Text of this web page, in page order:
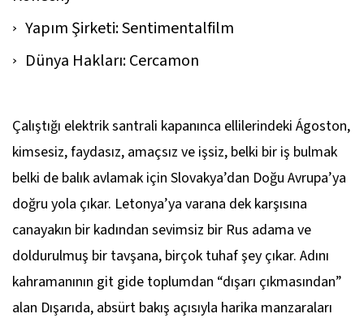
Yapım Şirketi: Sentimentalfilm
Dünya Hakları: Cercamon
Çalıştığı elektrik santrali kapanınca ellilerindeki Ágoston,
kimsesiz, faydasız, amaçsız ve işsiz, belki bir iş bulmak
belki de balık avlamak için Slovakya’dan Doğu Avrupa’ya
doğru yola çıkar. Letonya’ya varana dek karşısına
canayakın bir kadından sevimsiz bir Rus adama ve
doldurulmuş bir tavşana, birçok tuhaf şey çıkar. Adını
kahramanının git gide toplumdan “dışarı çıkmasından”
alan Dışarıda, absürt bakış açısıyla harika manzaraları